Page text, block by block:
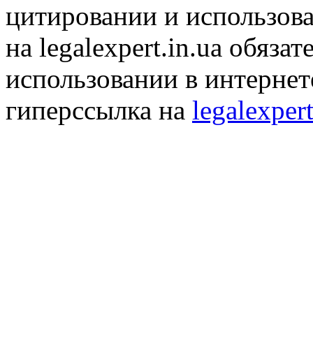
цитировании и
на legalexpert.in.ua
использовании в
гиперссылка на